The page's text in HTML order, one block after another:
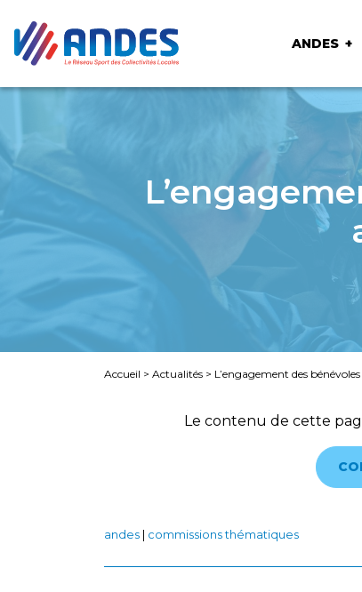
ANDES
Accueil > Actualités > L’engagement des
Le contenu de cette
andes commissions thématiques